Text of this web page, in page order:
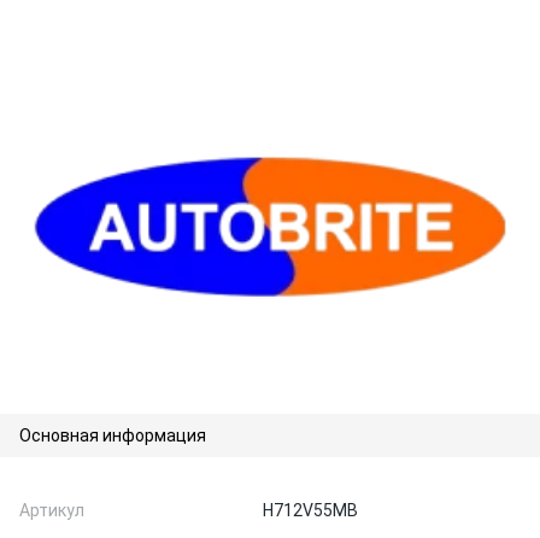
Основная информация
Артикул
H712V55MB